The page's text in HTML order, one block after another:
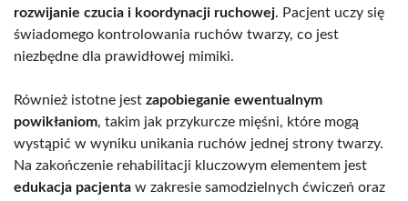
rozwijanie czucia i koordynacji ruchowej. Pacjent uczy się
świadomego kontrolowania ruchów twarzy, co jest
niezbędne dla prawidłowej mimiki.
Również istotne jest zapobieganie ewentualnym
powikłaniom, takim jak przykurcze mięśni, które mogą
wystąpić w wyniku unikania ruchów jednej strony twarzy.
Na zakończenie rehabilitacji kluczowym elementem jest
edukacja pacjenta w zakresie samodzielnych ćwiczeń oraz